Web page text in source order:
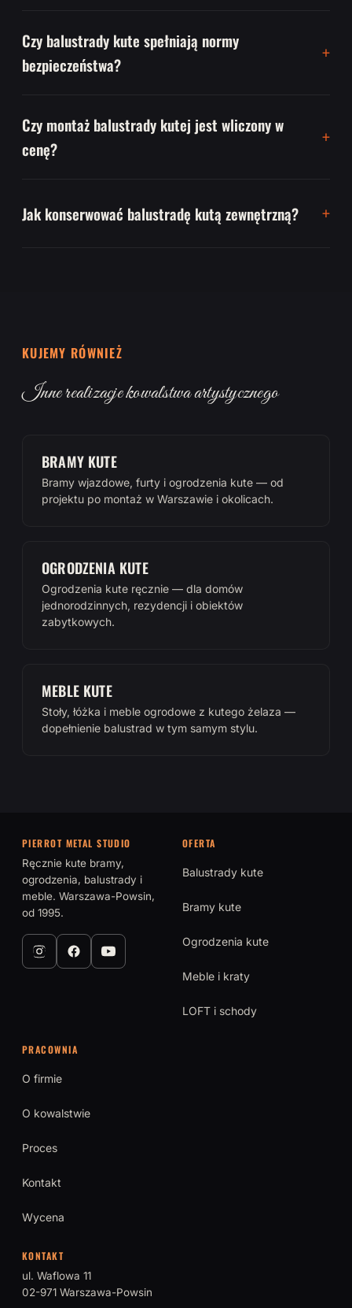
Czy balustrady kute spełniają normy
bezpieczeństwa?
Czy montaż balustrady kutej jest wliczony w
cenę?
Jak konserwować balustradę kutą zewnętrzną?
KUJEMY RÓWNIEŻ
Inne realizacje kowalstwa artystycznego
BRAMY KUTE
Bramy wjazdowe, furty i ogrodzenia kute — od
projektu po montaż w Warszawie i okolicach.
OGRODZENIA KUTE
Ogrodzenia kute ręcznie — dla domów
jednorodzinnych, rezydencji i obiektów
zabytkowych.
MEBLE KUTE
Stoły, łóżka i meble ogrodowe z kutego żelaza —
dopełnienie balustrad w tym samym stylu.
PIERROT METAL STUDIO
Ręcznie kute bramy,
ogrodzenia, balustrady i
meble. Warszawa-Powsin,
od 1995.
OFERTA
Balustrady kute
Bramy kute
Ogrodzenia kute
Meble i kraty
LOFT i schody
PRACOWNIA
O firmie
O kowalstwie
Proces
Kontakt
Wycena
KONTAKT
ul. Waflowa 11
02-971 Warszawa-Powsin